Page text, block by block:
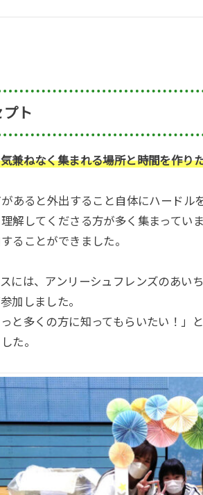
ト
兼ねなく集まれる場所と時間を作り
あると外出すること自体にハードル
解してくださる方が多く集まってい
ることができました。
には、アンリーシュフレンズのあい
加しました。
っと多くの方に知ってもらいたい！
た。